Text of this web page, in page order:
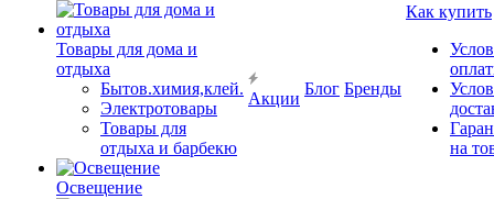
Товары для дома и
отдыха
Бытов.химия,клей.
Электротовары
Товары для
отдыха и барбекю
Освещение
Акции
Блог Бренды
Как купить
на